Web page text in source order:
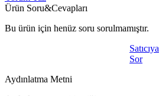
Ürün Soru&Cevapları
Bu ürün için henüz soru sorulmamıştır.
Satıcıya
Sor
Aydınlatma Metni